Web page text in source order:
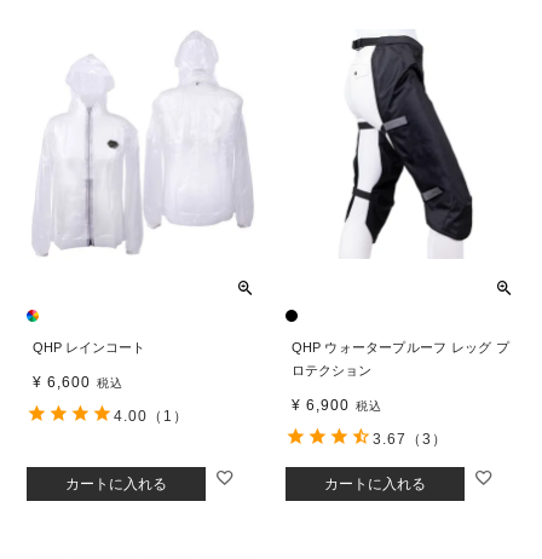
QHP レインコート
¥ 6,600 税込
カートに入れる
4.00 （1）
QHP ウォータープルーフ レッグ プ
ロテクション
¥ 6,900 税込
カートに入れる
3.67 （3）